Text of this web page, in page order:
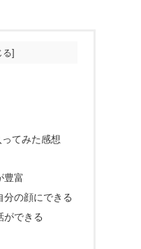
てみた感想
豊富
分の顔にできる
ができる